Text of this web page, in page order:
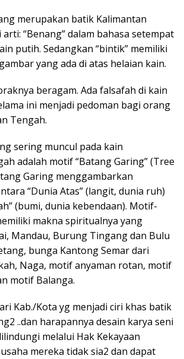
merupakan batik Kalimantan
“Benang” dalam bahasa setempat
putih. Sedangkan “bintik” memiliki
yang ada di atas helaian kain.
beragam. Ada falsafah di kain
ini menjadi pedoman bagi orang
Tengah.
sering muncul pada kain
adalah motif “Batang Garing” (Tree
Garing menggambarkan
“Dunia Atas” (langit, dunia ruh)
(bumi, dunia kebendaan). Motif-
makna spiritualnya yang
Mandau, Burung Tingang dan Bulu
bunga Kantong Semar dari
Naga, motif anyaman rotan, motif
motif Balanga.
Kab./Kota yg menjadi ciri khas batik
..dan harapannya desain karya seni
melalui Hak Kekayaan
mereka tidak sia2 dan dapat